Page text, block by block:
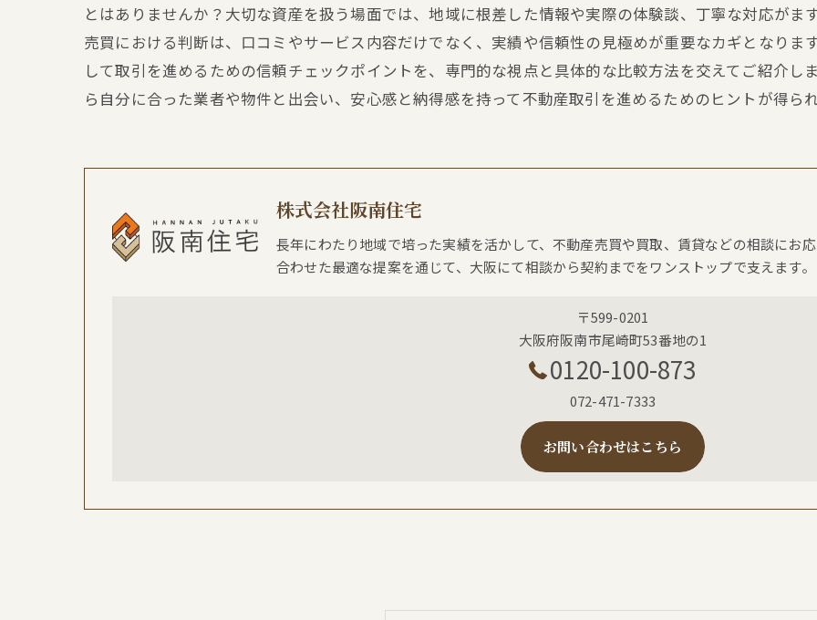
とはありませんか？大切な資産を扱う場面では、地域に根差した情報や実際の体験談、丁寧な対応がま
売買における判断は、口コミやサービス内容だけでなく、実績や信頼性の見極めが重要なカギとなりま
して取引を進めるための信頼チェックポイントを、専門的な視点と具体的な比較方法を交えてご紹介し
ら自分に合った業者や物件と出会い、安心感と納得感を持って不動産取引を進めるためのヒントが得ら
株式会社阪南住宅
長年にわたり地域で培った実績を活かして、不動産売買や買取、賃貸などの相談にお
合わせた最適な提案を通じて、大阪にて相談から契約までをワンストップで支えます。
〒599-0201
大阪府阪南市尾崎町53番地の1
0120-100-873
072-471-7333
お問い合わせはこちら